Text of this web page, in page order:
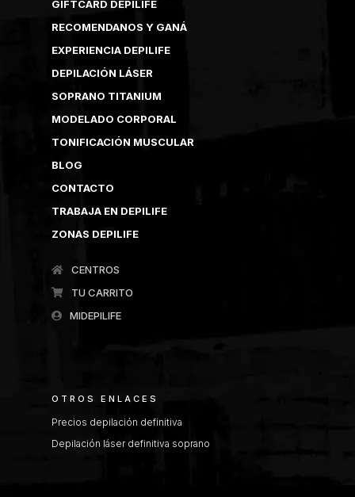
GIFTCARD DEPILIFE
RECOMENDANOS Y GANÁ
EXPERIENCIA DEPILIFE
DEPILACIÓN LÁSER
SOPRANO TITANIUM
MODELADO CORPORAL
TONIFICACIÓN MUSCULAR
BLOG
CONTACTO
TRABAJA EN DEPILIFE
ZONAS DEPILIFE
CENTROS
TU CARRITO
MIDEPILIFE
OTROS ENLACES
Precios depilación definitiva
Depilación láser definitiva soprano